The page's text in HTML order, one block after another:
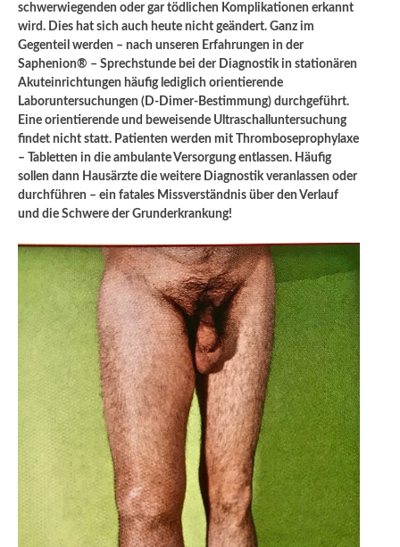
schwerwiegenden oder gar tödlichen Komplikationen erkannt
wird. Dies hat sich auch heute nicht geändert. Ganz im
Gegenteil werden – nach unseren Erfahrungen in der
Saphenion® – Sprechstunde bei der Diagnostik in stationären
Akuteinrichtungen häufig lediglich orientierende
Laboruntersuchungen (D-Dimer-Bestimmung) durchgeführt.
Eine orientierende und beweisende Ultraschalluntersuchung
findet nicht statt. Patienten werden mit Thromboseprophylaxe
– Tabletten in die ambulante Versorgung entlassen. Häufig
sollen dann Hausärzte die weitere Diagnostik veranlassen oder
durchführen – ein fatales Missverständnis über den Verlauf
und die Schwere der Grunderkrankung!